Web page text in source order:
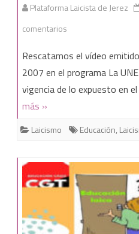
Plataforma Laicista de Jerez
comentarios
retos
del
Rescatamos el vídeo
2007 en el programa La
vigencia de lo expuesto en
más »
Laicismo Educación,